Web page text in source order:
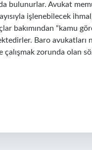
Avukat
işlenebilecek
bakımından “kamu
Baro avukatları
zorunda olan